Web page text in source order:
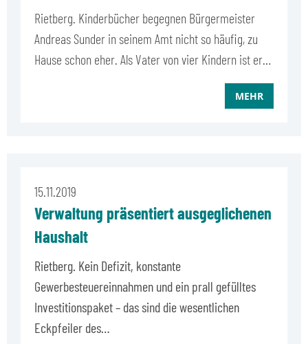
Rietberg. Kinderbücher begegnen Bürgermeister
Andreas Sunder in seinem Amt nicht so häufig, zu
Hause schon eher. Als Vater von vier Kindern ist er…
MEHR
15.11.2019
Verwaltung präsentiert ausgeglichenen
Haushalt
Rietberg. Kein Defizit, konstante
Gewerbesteuereinnahmen und ein prall gefülltes
Investitionspaket – das sind die wesentlichen
Eckpfeiler des…